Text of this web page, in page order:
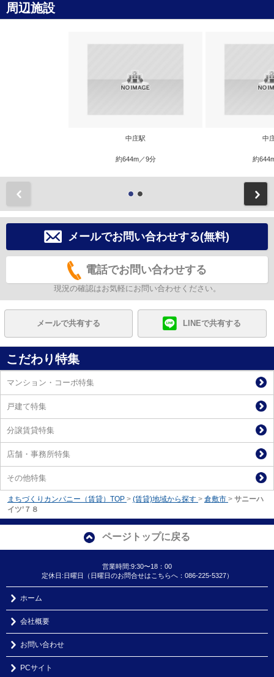
周辺施設
中庄駅
約644m／9分
中
約
メールでお問い合わせする(無料)
電話でお問い合わせする
現況の確認はお気軽にお問い合わせください。
メールで共有する LINEで共有する
こだわり特集
マンション・コーポ特集
戸建て特集
分譲賃貸特集
店舗・事務所特集
その他特集
まちづくりカンパニー（賃貸）TOP > (賃貸)地域から探す > 倉敷市 > サニーハ
イツ’７８
ページトップに戻る
営業時間:9:30〜18：00
定休日:日曜日（日曜日のお問合せはこちらへ：086-225-5327）
ホーム
会社概要
お問い合わせ
PCサイト